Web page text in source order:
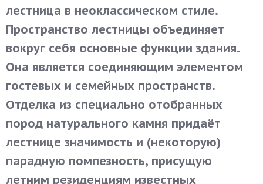
лестница в неоклассическом стиле.
Пространство лестницы объединяет
вокруг себя основные функции здания.
Она является соединяющим элементом
гостевых и семейных пространств.
Отделка из специально отобранных
пород натурального камня придаёт
лестнице значимость и (некоторую)
парадную помпезность, присущую
летним резиденциям известных